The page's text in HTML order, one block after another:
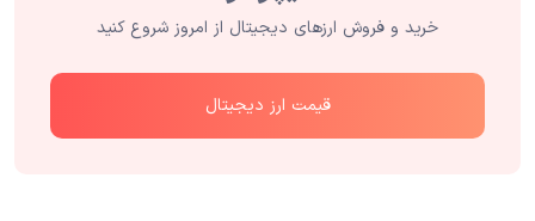
خرید و فروش ارزهای دیجیتال از امروز شروع کنید
قیمت ارز دیجیتال